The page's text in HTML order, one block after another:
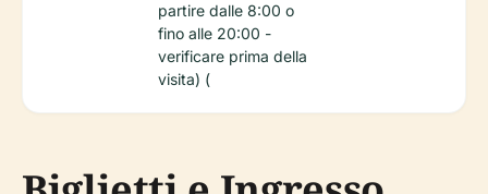
partire dalle 8:00 o
fino alle 20:00 -
verificare prima della
visita) (